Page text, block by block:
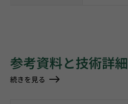
参考資料と技術詳細
続きを見る